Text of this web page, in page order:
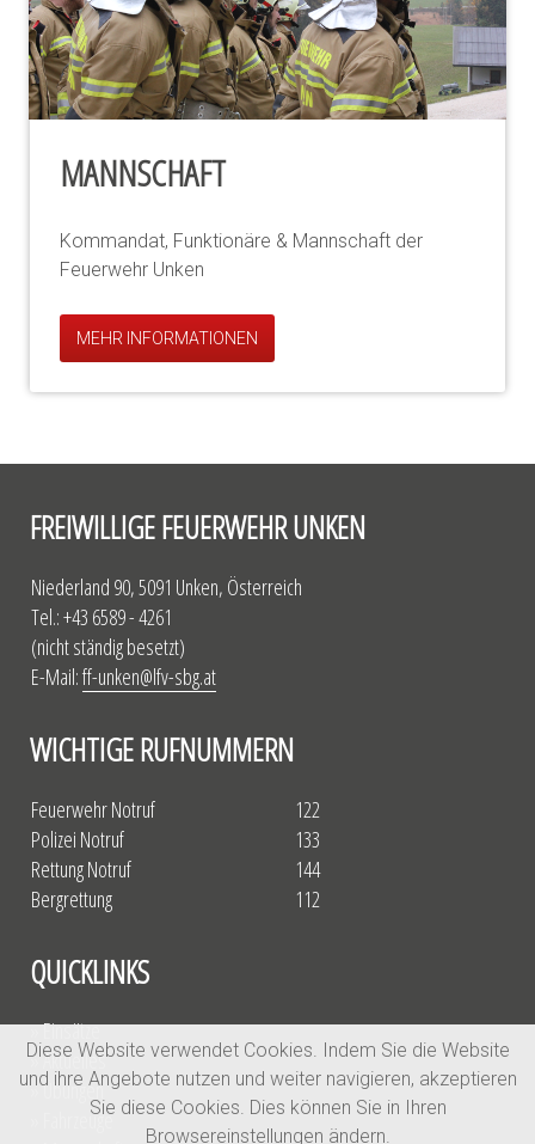
MANNSCHAFT
Kommandat, Funktionäre & Mannschaft der
Feuerwehr Unken
MEHR INFORMATIONEN
FREIWILLIGE FEUERWEHR UNKEN
Niederland 90, 5091 Unken, Österreich
Tel.: +43 6589 - 4261
(nicht ständig besetzt)
E-Mail:ff-unken@lfv-sbg.at
WICHTIGE RUFNUMMERN
Feuerwehr Notruf
Polizei Notruf
Rettung Notruf
Bergrettung
122
133
144
112
QUICKLINKS
» Einsätze
» Aktuelles
» Übungen
» Fahrzeuge
Diese Website verwendet Cookies. Indem Sie die Website
und ihre Angebote nutzen und weiter navigieren, akzeptieren
Sie diese Cookies. Dies können Sie in Ihren
Browsereinstellungen ändern.